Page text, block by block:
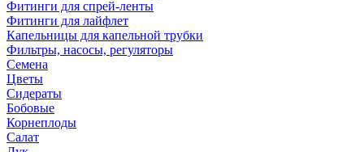
Фитинги для спрей-ленты
Фитинги для лайфлет
Капельницы для капельной трубки
Фильтры, насосы, регуляторы
Семена
Цветы
Сидераты
Бобовые
Корнеплоды
Салат